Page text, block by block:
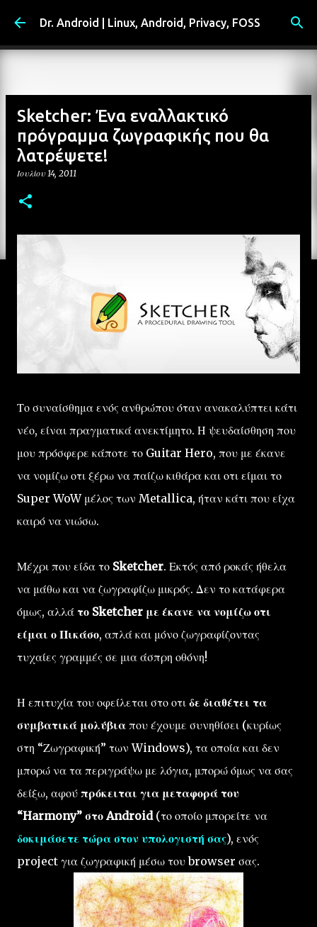
Μετάβαση στο κύριο περιεχόμενο
Dr. Android | Linux, Android, Privacy, FOSS
Sketcher: Ένα εναλλακτικό
πρόγραμμα ζωγραφικής που θα
λατρέψετε!
Ιουλίου 14, 2011
Το συναίσθημα ενός ανθρώπου όταν ανακαλύπτει κάτι
νέο, είναι πραγματικά ανεκτίμητο. Η ψευδαίσθηση που
μου πρόσφερε κάποτε το Guitar Hero, που με έκανε
να νομίζω οτι ξέρω να παίζω κιθάρα και οτι είμαι το
Super WoW μέλος των Metallica, ήταν κάτι που είχα
καιρό να νιώσω.
Μέχρι που είδα το Sketcher. Εκτός από ροκάς ήθελα
να μάθω και να ζωγραφίζω μικρός. Δεν το κατάφερα
όμως, αλλά το Sketcher με έκανε να νομίζω οτι
είμαι ο Πικάσο, απλά και μόνο ζωγραφίζοντας
τυχαίες γραμμές σε μια άσπρη οθόνη!
Η επιτυχία του οφείλεται στο οτι δε διαθέτει τα
συμβατικά μολύβια που έχουμε συνηθίσει (κυρίως
στη “Ζωγραφική” των Windows), τα οποία και δεν
μπορώ να τα περιγράψω με λόγια, μπορώ όμως να σας
δείξω, αφού πρόκειται για μεταφορά του
“Harmony” στο Android(το οποίο μπορείτε να
δοκιμάσετε τώρα στον υπολογιστή σας), ενός
project για ζωγραφική μέσω του browser σας.